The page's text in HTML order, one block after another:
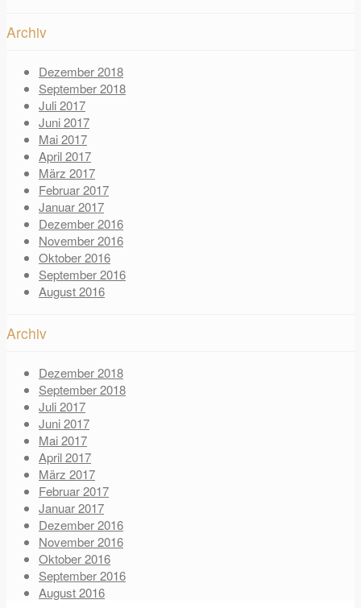
Archiv
Dezember 2018
September 2018
Juli 2017
Juni 2017
Mai 2017
April 2017
März 2017
Februar 2017
Januar 2017
Dezember 2016
November 2016
Oktober 2016
September 2016
August 2016
Archiv
Dezember 2018
September 2018
Juli 2017
Juni 2017
Mai 2017
April 2017
März 2017
Februar 2017
Januar 2017
Dezember 2016
November 2016
Oktober 2016
September 2016
August 2016